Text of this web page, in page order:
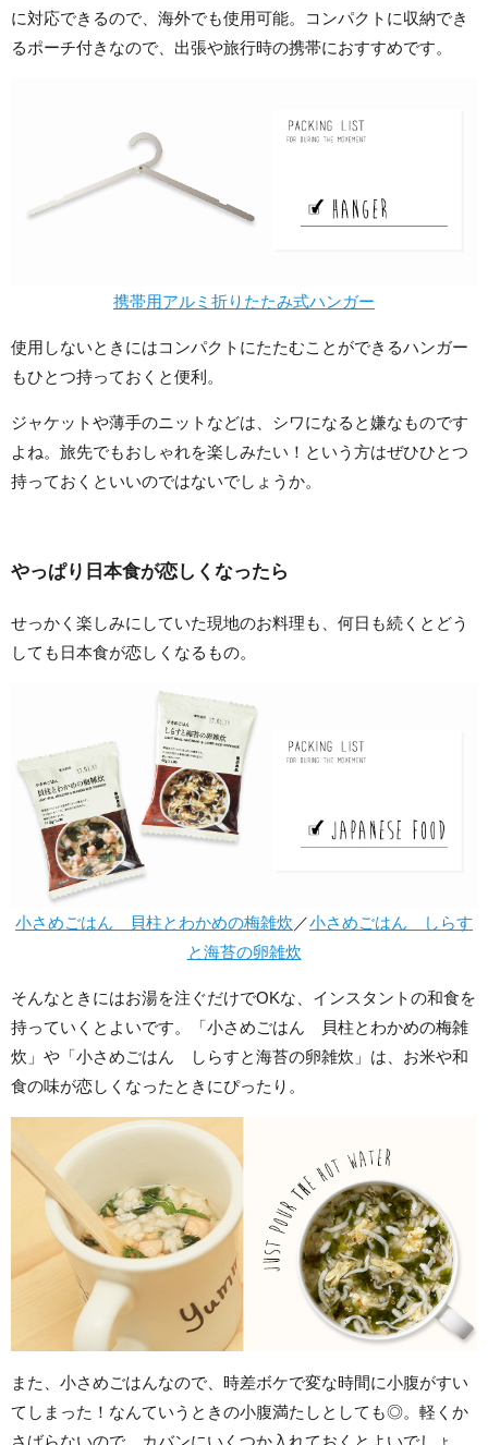
に対応できるので、海外でも使用可能。コンパクトに収納でき
るポーチ付きなので、出張や旅行時の携帯におすすめです。
携帯用アルミ折りたたみ式ハンガー
使用しないときにはコンパクトにたたむことができるハンガー
もひとつ持っておくと便利。
ジャケットや薄手のニットなどは、シワになると嫌なものです
よね。旅先でもおしゃれを楽しみたい！という方はぜひひとつ
持っておくといいのではないでしょうか。
やっぱり日本食が恋しくなったら
せっかく楽しみにしていた現地のお料理も、何日も続くとどう
しても日本食が恋しくなるもの。
小さめごはん 貝柱とわかめの梅雑炊 ／小さめごはん しらす
と海苔の卵雑炊
そんなときにはお湯を注ぐだけでOKな、インスタントの和食を
持っていくとよいです。「小さめごはん 貝柱とわかめの梅雑
炊」や「小さめごはん しらすと海苔の卵雑炊」は、お米や和
食の味が恋しくなったときにぴったり。
また、小さめごはんなので、時差ボケで変な時間に小腹がすい
てしまった！なんていうときの小腹満たしとしても◎。軽くか
さばらないので、カバンにいくつか入れておくとよいでしょ